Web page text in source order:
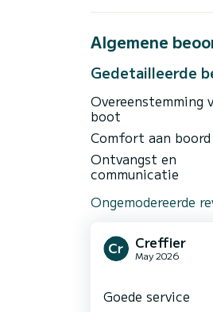
Algemene
Gedetailleerde
Overeenstemming
boot
Comfort aan boord
Ontvangst en
communicatie
Ongemodereerde
Creffier
May 2026